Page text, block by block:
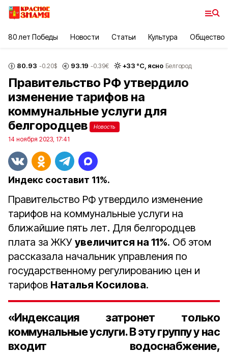
80 лет Победы Новости Статьи Культура Общество
80.93 -0.20$ 93.19 -0.39€ +33 °С, ясно Белгород
Правительство РФ утвердило
изменение тарифов на
коммунальные услуги для
белгородцев
Новость
14 ноября 2023, 17:41
Индекс составит 11%.
Правительство РФ утвердило изменение
тарифов на коммунальные услуги на
ближайшие пять лет. Для белгородцев
плата за ЖКУ увеличится на 11%. Об этом
рассказала начальник управления по
государственному регулированию цен и
тарифов Наталья Косилова.
«Индексация затронет только
коммунальные услуги. В эту группу у нас
входит водоснабжение,